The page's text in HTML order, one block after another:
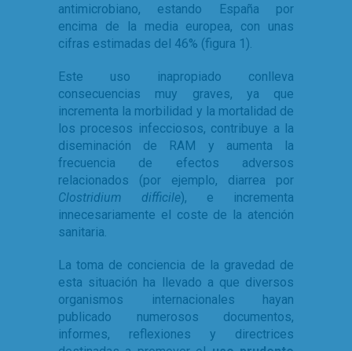
antimicrobiano, estando España por
encima de la media europea, con unas
cifras estimadas del 46% (figura 1).
Este uso inapropiado conlleva
consecuencias muy graves, ya que
incrementa la morbilidad y la mortalidad de
los procesos infecciosos, contribuye a la
diseminación de RAM y aumenta la
frecuencia de efectos adversos
relacionados (por ejemplo, diarrea por
Clostridium difficile), e incrementa
innecesariamente el coste de la atención
sanitaria.
La toma de conciencia de la gravedad de
esta situación ha llevado a que diversos
organismos internacionales hayan
publicado numerosos documentos,
informes, reflexiones y directrices